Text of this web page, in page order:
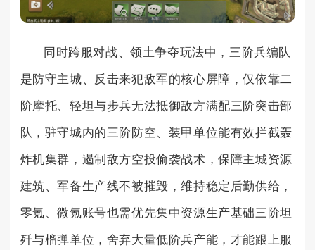
同时跨服对战、领土争夺玩法中，三阶兵编队
是防守主城、反击来犯敌军的核心屏障，仅依靠二
阶摩托、轻坦与步兵无法抵御敌方满配三阶突击部
队，驻守城内的三阶防空、装甲单位能有效拦截轰
炸机集群，遏制敌方空投偷袭战术，保障主城资源
建筑、军备生产线不被摧毁，维持稳定后勤供给，
零氪、微氪账号也需优先集中资源生产基础三阶坦
歼与榴弹单位，舍弃大量低阶兵产能，才能跟上服